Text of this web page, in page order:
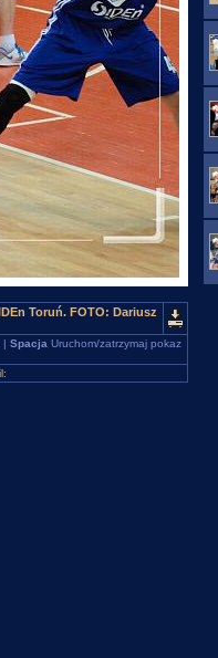
Toruń. FOTO: Dariusz
| Spacja Uruchom/zatrzymaj pokaz